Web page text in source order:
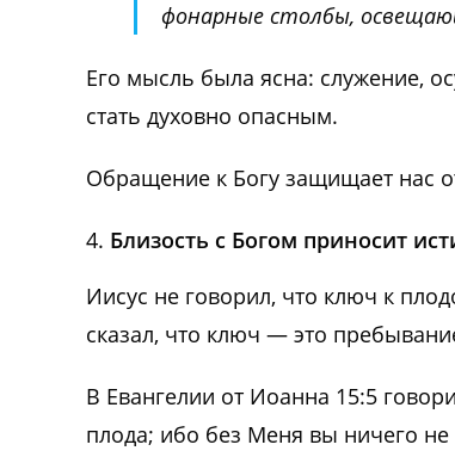
фонарные столбы,
Его мысль была ясна: служение,
стать духовно опасным.
Обращение к Богу защищает нас
Близость с Богом приносит
Иисус не говорил, что ключ к
сказал, что ключ — это
В Евангелии от Иоанна 15:5
плода; ибо без Меня вы ничего не